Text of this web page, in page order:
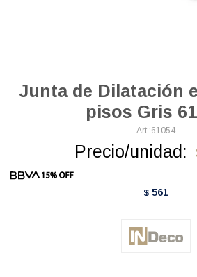
Junta de Dilatación
pisos Gris
61054
Precio/unidad:
$ 561